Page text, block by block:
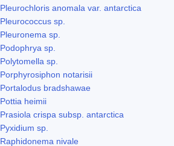
Pleurochloris anomala var. antarctica
Pleurococcus sp.
Pleuronema sp.
Podophrya sp.
Polytomella sp.
Porphyrosiphon notarisii
Portalodus bradshawae
Pottia heimii
Prasiola crispa subsp. antarctica
Pyxidium sp.
Raphidonema nivale